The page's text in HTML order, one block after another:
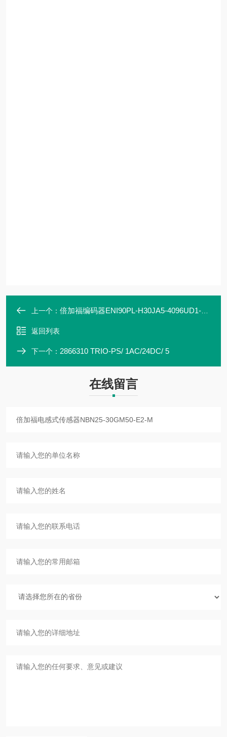
上一个： 倍加福编码器ENI90PL-H30JA5-4096UD1-RC1
返回列表
下一个： 2866310 TRIO-PS/ 1AC/24DC/ 5
在线留言